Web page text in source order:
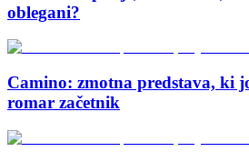
oblegani?
Camino: zmotna predstava, ki
romar začetnik